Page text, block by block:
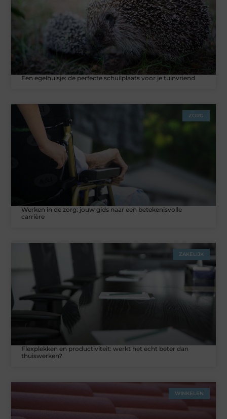
Een egelhuisje: de perfecte schuilplaats voor je tuinvriend
ZORG
Werken in de zorg: jouw gids naar een betekenisvolle
carrière
ZAKELIJK
Flexplekken en productiviteit: werkt het echt beter dan
thuiswerken?
WINKELEN